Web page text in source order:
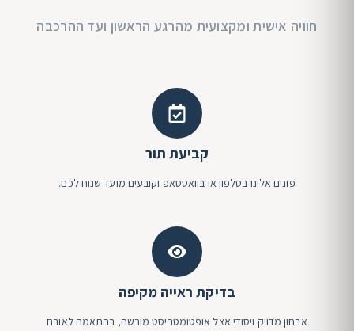
חוויה אישית ומקצועית מהרגע הראשון ועד ההרכבה
קביעת תור
פונים אלינו בטלפון או בוואטסאפ וקובעים מועד שנוח לכם.
בדיקת ראייה מקיפה
אבחון מדויק ויסודי אצל אופטומטריסט מורשה, בהתאמה לאורח